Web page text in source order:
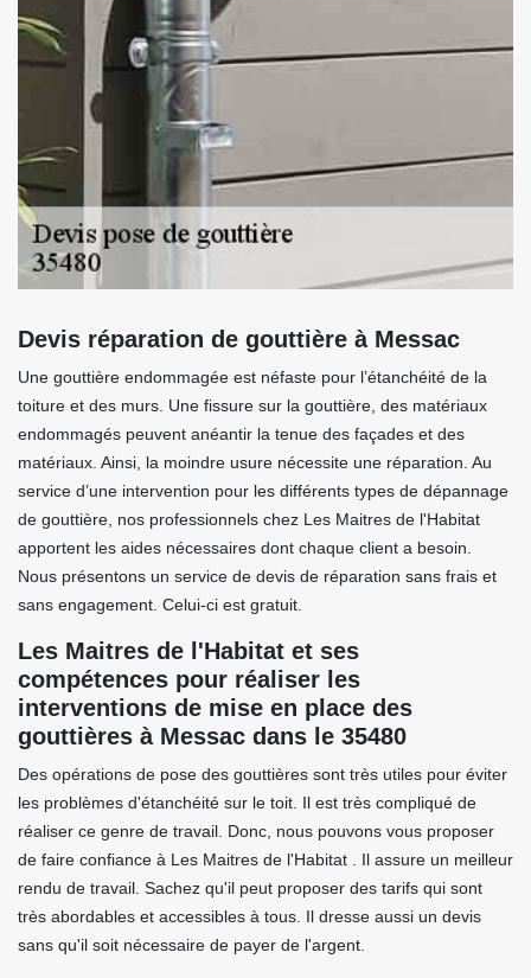
Devis réparation de gouttière à Messac
Une gouttière endommagée est néfaste pour l’étanchéité de la
toiture et des murs. Une fissure sur la gouttière, des matériaux
endommagés peuvent anéantir la tenue des façades et des
matériaux. Ainsi, la moindre usure nécessite une réparation. Au
service d’une intervention pour les différents types de dépannage
de gouttière, nos professionnels chez Les Maitres de l'Habitat
apportent les aides nécessaires dont chaque client a besoin.
Nous présentons un service de devis de réparation sans frais et
sans engagement. Celui-ci est gratuit.
Les Maitres de l'Habitat et ses
compétences pour réaliser les
interventions de mise en place des
gouttières à Messac dans le 35480
Des opérations de pose des gouttières sont très utiles pour éviter
les problèmes d'étanchéité sur le toit. Il est très compliqué de
réaliser ce genre de travail. Donc, nous pouvons vous proposer
de faire confiance à Les Maitres de l'Habitat . Il assure un meilleur
rendu de travail. Sachez qu'il peut proposer des tarifs qui sont
très abordables et accessibles à tous. Il dresse aussi un devis
sans qu'il soit nécessaire de payer de l'argent.